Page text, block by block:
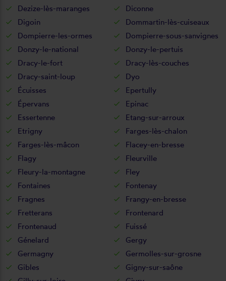
Dezize-lès-maranges
Diconne
Digoin
Dommartin-lès-cuiseaux
Dompierre-les-ormes
Dompierre-sous-sanvignes
Donzy-le-national
Donzy-le-pertuis
Dracy-le-fort
Dracy-lès-couches
Dracy-saint-loup
Dyo
Écuisses
Epertully
Épervans
Epinac
Essertenne
Etang-sur-arroux
Etrigny
Farges-lès-chalon
Farges-lès-mâcon
Flacey-en-bresse
Flagy
Fleurville
Fleury-la-montagne
Fley
Fontaines
Fontenay
Fragnes
Frangy-en-bresse
Fretterans
Frontenard
Frontenaud
Fuissé
Génelard
Gergy
Germagny
Germolles-sur-grosne
Gibles
Gigny-sur-saône